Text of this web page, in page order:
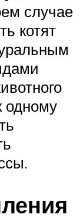
случае
котят
одному